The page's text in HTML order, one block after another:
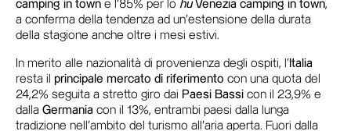
camping in town e l’85% per lo huVenezia camping in town,
a conferma della tendenza ad un’estensione della durata
della stagione anche oltre i mesi estivi.
In merito alle nazionalità di provenienza degli ospiti, l’ Italia
resta il principale mercato di riferimento con una quota del
24,2% seguita a stretto giro dai Paesi Bassi con il 23,9% e
dalla Germania con il 13%, entrambi paesi dalla lunga
tradizione nell’ambito del turismo all’aria aperta. Fuori dalla